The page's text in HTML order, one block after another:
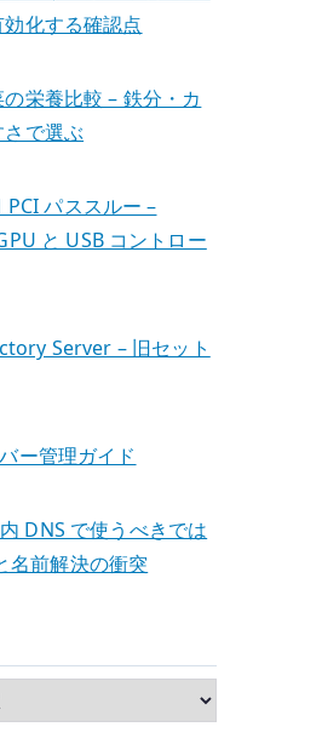
化する確認点
栄養比較 – 鉄分・カ
で選ぶ
パススルー –
と USB コントロー
Server – 旧セット
ー管理ガイド
DNS で使うべきでは
名前解決の衝突